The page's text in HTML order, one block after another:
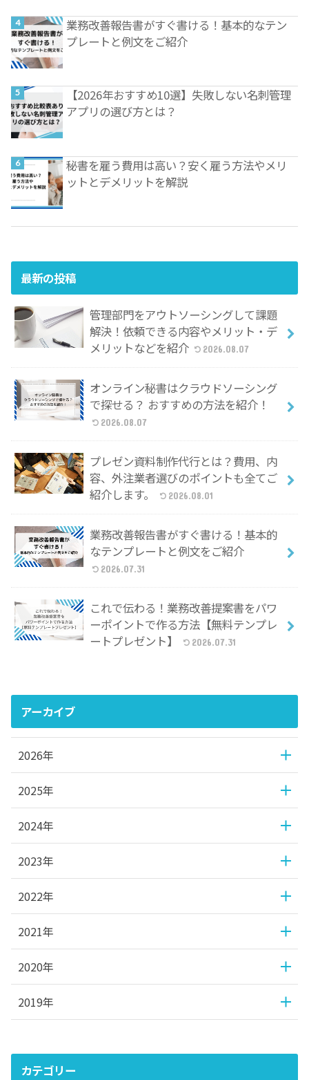
業務改善報告書がすぐ書ける！基本的なテン
プレートと例文をご紹介
【2026年おすすめ10選】失敗しない名刺管理
アプリの選び方とは？
秘書を雇う費用は高い？安く雇う方法やメリ
ットとデメリットを解説
最新の投稿
管理部門をアウトソーシングして課題
解決！依頼できる内容やメリット・デ
メリットなどを紹介
2026.08.07
オンライン秘書はクラウドソーシング
で探せる？ おすすめの方法を紹介！
2026.08.07
プレゼン資料制作代行とは？費用、内
容、外注業者選びのポイントも全てご
紹介します。
2026.08.01
業務改善報告書がすぐ書ける！基本的
なテンプレートと例文をご紹介
2026.07.31
これで伝わる！業務改善提案書をパワ
ーポイントで作る方法【無料テンプレ
ートプレゼント】
2026.07.31
アーカイブ
2026年
2025年
2024年
2023年
2022年
2021年
2020年
2019年
カテゴリー